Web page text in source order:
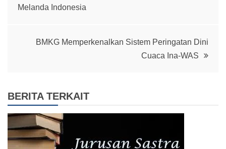
Melanda Indonesia
BMKG Memperkenalkan Sistem Peringatan Dini
Cuaca Ina-WAS
BERITA TERKAIT